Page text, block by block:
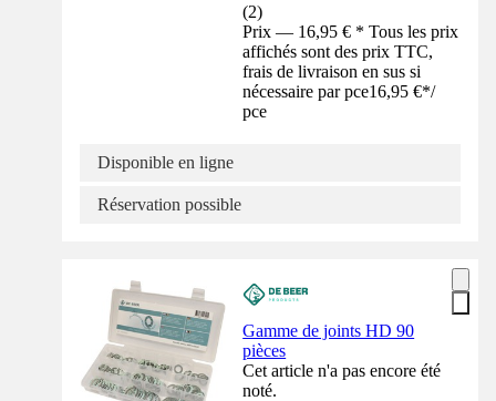
(2)
Prix — 16,95 € * Tous les prix
affichés sont des prix TTC,
frais de livraison en sus si
nécessaire par pce16,95 €*/
pce
Disponible en ligne
Réservation possible
Gamme de joints HD 90
pièces
Cet article n'a pas encore été
noté.